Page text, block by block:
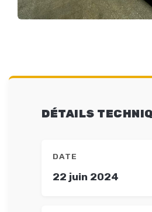
DÉTAILS
DATE
22 juin 2024